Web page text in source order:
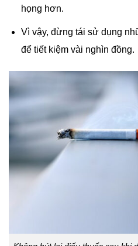
họng hơn.
Vì vậy, đừng tái sử dụng
để tiết kiệm vài nghìn đồng.